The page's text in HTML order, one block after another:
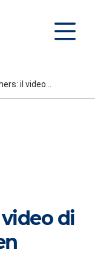
il video...
di